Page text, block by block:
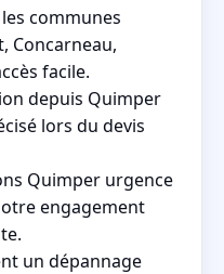
communes
Concarneau,
facile.
depuis Quimper
lors du devis
Quimper urgence
engagement
un dépannage